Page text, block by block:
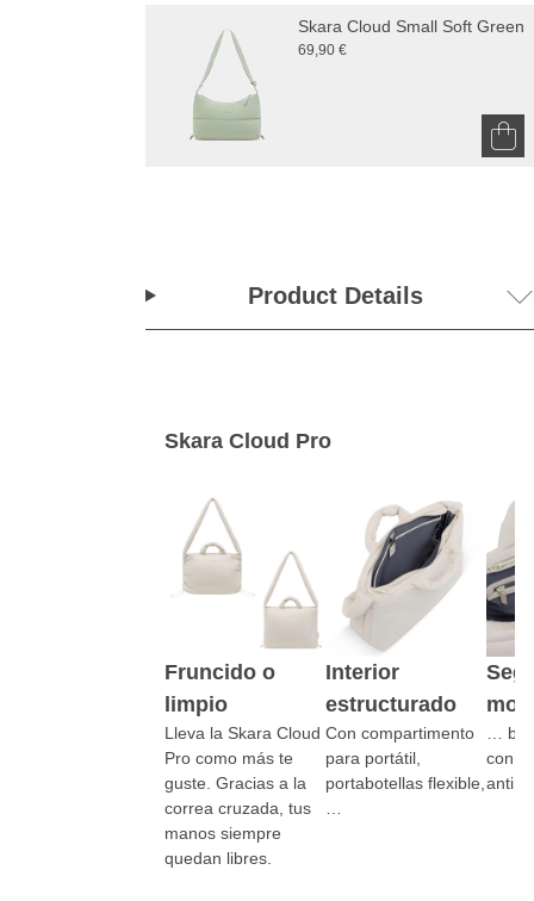
Skara Cloud Small Soft Green
69,90 €
Product Details
Skara Cloud Pro
Fruncido o
limpio
Lleva la Skara Cloud
Pro como más te
guste. Gracias a la
correa cruzada, tus
manos siempre
quedan libres.
Interior
estructurado
Con compartimento
para portátil,
portabotellas flexible,
…
con